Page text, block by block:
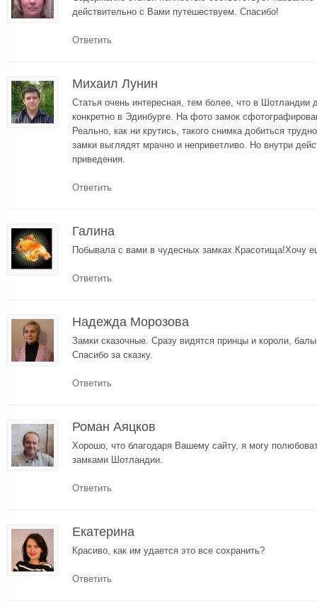
действительно с Вами путешествуем. Спасибо!
Ответить
Михаил Лунин
Статья очень интересная, тем более, что в Шотландии
конкретно в Эдинбурге. На фото замок
Реально, как ни крутись, такого снимка добиться
замки выглядят мрачно и неприветливо. Но внутри
приведения.
Ответить
Галина
Побывала с вами в чудесных замках.Красотища!Хочу
Ответить
Надежда Морозова
Замки сказочные. Сразу видятся принцы и короли,
Спасибо за сказку.
Ответить
Роман Аяцков
Хорошо, что благодаря Вашему сайту, я могу
замками Шотландии.
Ответить
Екатерина
Красиво, как им удается это все сохранить?
Ответить